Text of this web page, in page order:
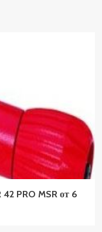
42 PRO MSR от 6